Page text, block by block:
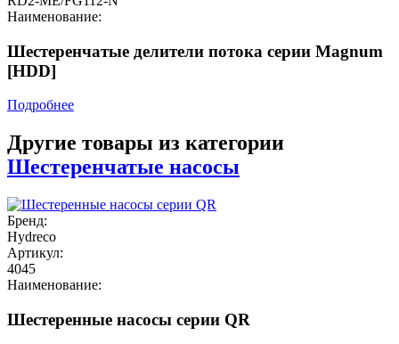
Наименование:
Шестеренчатые делители потока серии Magnum
[HDD]
Подробнее
Другие товары из категории
Шестеренчатые насосы
Бренд:
Hydreco
Артикул:
4045
Наименование:
Шестеренные насосы серии QR